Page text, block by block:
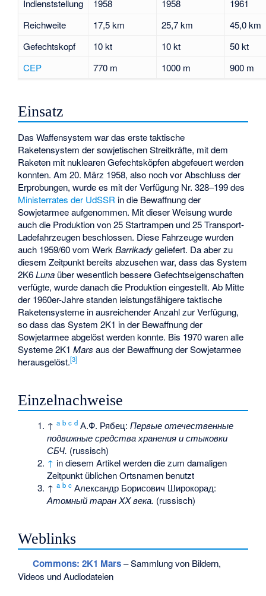
Indienststellung 1958 1958
1961
Reichweite
17,5 km 25,7 km
45,0 km
Gefechtskopf
10 kt 10 kt
50 kt
CEP
770 m 1000 m 900 m
Einsatz
Das Waffensystem war das erste taktische
Raketensystem der sowjetischen Streitkräfte, mit dem
Raketen mit nuklearen Gefechtsköpfen abgefeuert werden
konnten. Am 20. März 1958, also noch vor Abschluss der
Erprobungen, wurde es mit der Verfügung Nr. 328–199 des
Ministerrates der UdSSR in die Bewaffnung der
Sowjetarmee aufgenommen. Mit dieser Weisung wurde
auch die Produktion von 25 Startrampen und 25 Transport-
Ladefahrzeugen beschlossen. Diese Fahrzeuge wurden
auch 1959/60 vom WerkBarrikadygeliefert. Da aber zu
diesem Zeitpunkt bereits abzusehen war, dass das System
2K6Luna über wesentlich bessere Gefechtseigenschaften
verfügte, wurde danach die Produktion eingestellt. Ab Mitte
der 1960er-Jahre standen leistungsfähigere taktische
Raketensysteme in ausreichender Anzahl zur Verfügung,
so dass das System 2K1 in der Bewaffnung der
Sowjetarmee abgelöst werden konnte. Bis 1970 waren alle
Systeme 2K1Mars aus der Bewaffnung der Sowjetarmee
herausgelöst.[3]
Einzelnachweise
↑a b c d А.Ф. Рябец:Первые отечественные
подвижные средства хранения и стыковки
СБЧ. (russisch)
↑ in diesem Artikel werden die zum damaligen
Zeitpunkt üblichen Ortsnamen benutzt
↑a b c Александр Борисович Широкорад:
Атомный таран XX века. (russisch)
Weblinks
Commons: 2K1 Mars– Sammlung von Bildern,
Videos und Audiodateien